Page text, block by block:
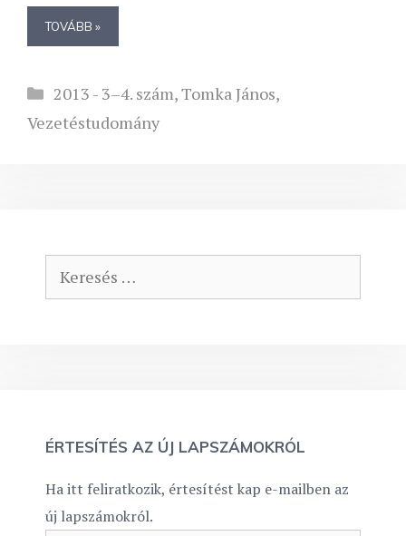
TOVÁBB »
Kategória
2013 - 3–4. szám,Tomka János,
Vezetéstudomány
Keresés:
ÉRTESÍTÉS AZ ÚJ LAPSZÁMOKRÓL
Ha itt feliratkozik, értesítést kap e-mailben az
új lapszámokról.